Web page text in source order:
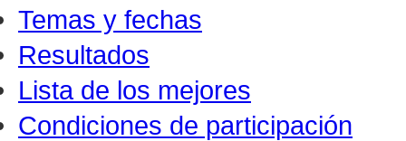
Temas y fechas
Resultados
Lista de los mejores
Condiciones de participación